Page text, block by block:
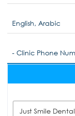
English, Arabic
- Clinic Phone
Just Smile